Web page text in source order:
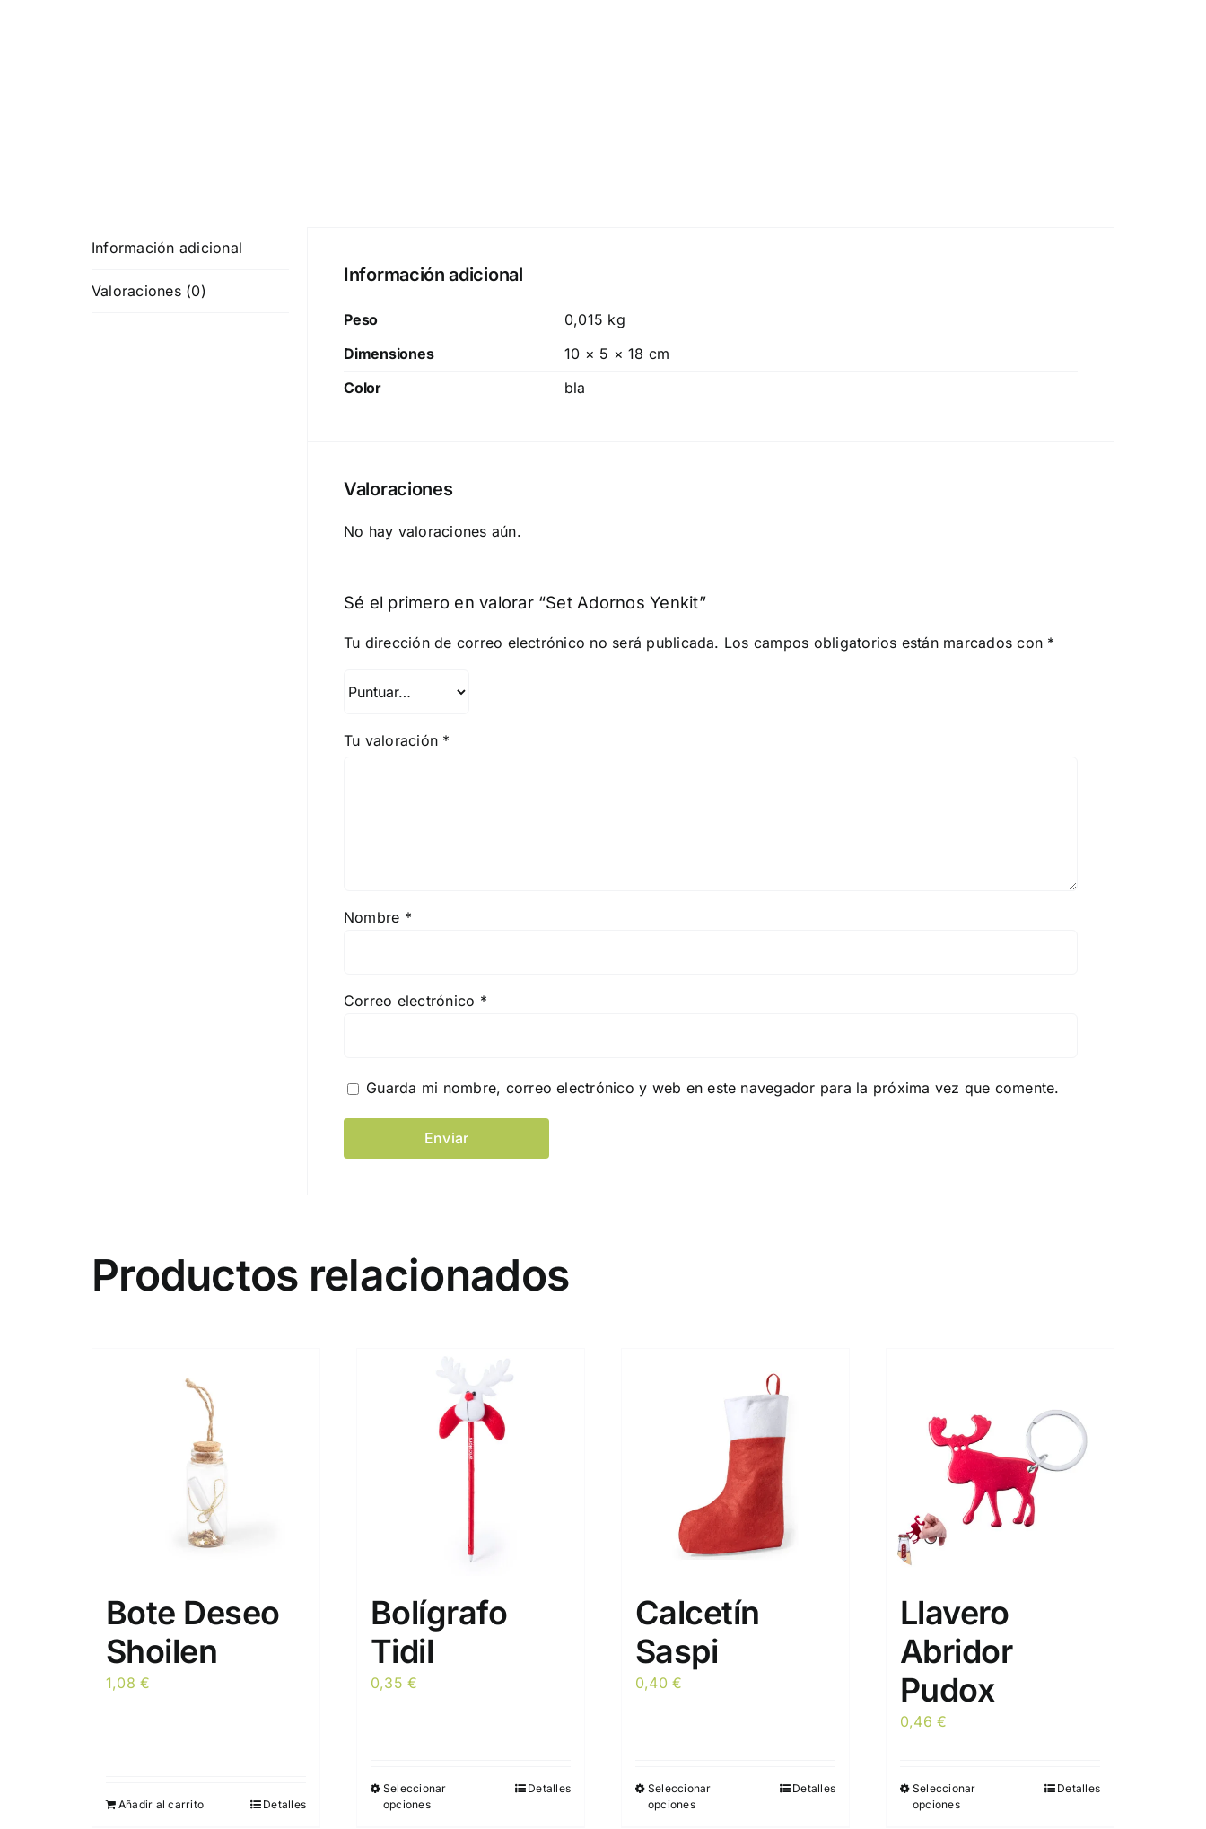
Información adicional
Valoraciones (0)
Información adicional
Peso
0,015 kg
Dimensiones
10 × 5 × 18 cm
Color
bla
Valoraciones
No hay valoraciones aún.
Sé el primero en valorar “Set Adornos Yenkit”
Tu dirección de correo electrónico no será publicada. Los campos obligatorios están marcados con *
Tu valoración *
Nombre *
Correo electrónico *
Guarda mi nombre, correo electrónico y web en este navegador para la próxima vez que comente.
Productos relacionados
Bote Deseo
Shoilen
1,08€
Añadir al carrito Detalles
Bolígrafo
Tidil
0,35€
Seleccionar
opciones
Detalles
Calcetín
Saspi
0,40€
Seleccionar
opciones
Detalles
Llavero
Abridor
Pudox
0,46€
Seleccionar
opciones
Detalles